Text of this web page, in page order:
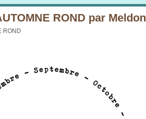
ROND par Meldon
ROND